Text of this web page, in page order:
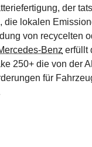
der
die lokalen
von recycelten
Benz erfüllt
250+ die von der
für